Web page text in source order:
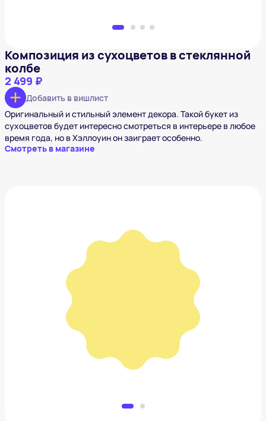
Композиция из сухоцветов в стеклянной
колбе
2 499 ₽
Добавить в вишлист
Оригинальный и стильный элемент декора. Такой букет из
сухоцветов будет интересно смотреться в интерьере в любое
время года, но в Хэллоуин он заиграет особенно.
Смотреть в магазине
Венерина мухоловка — дионея, растение хищник